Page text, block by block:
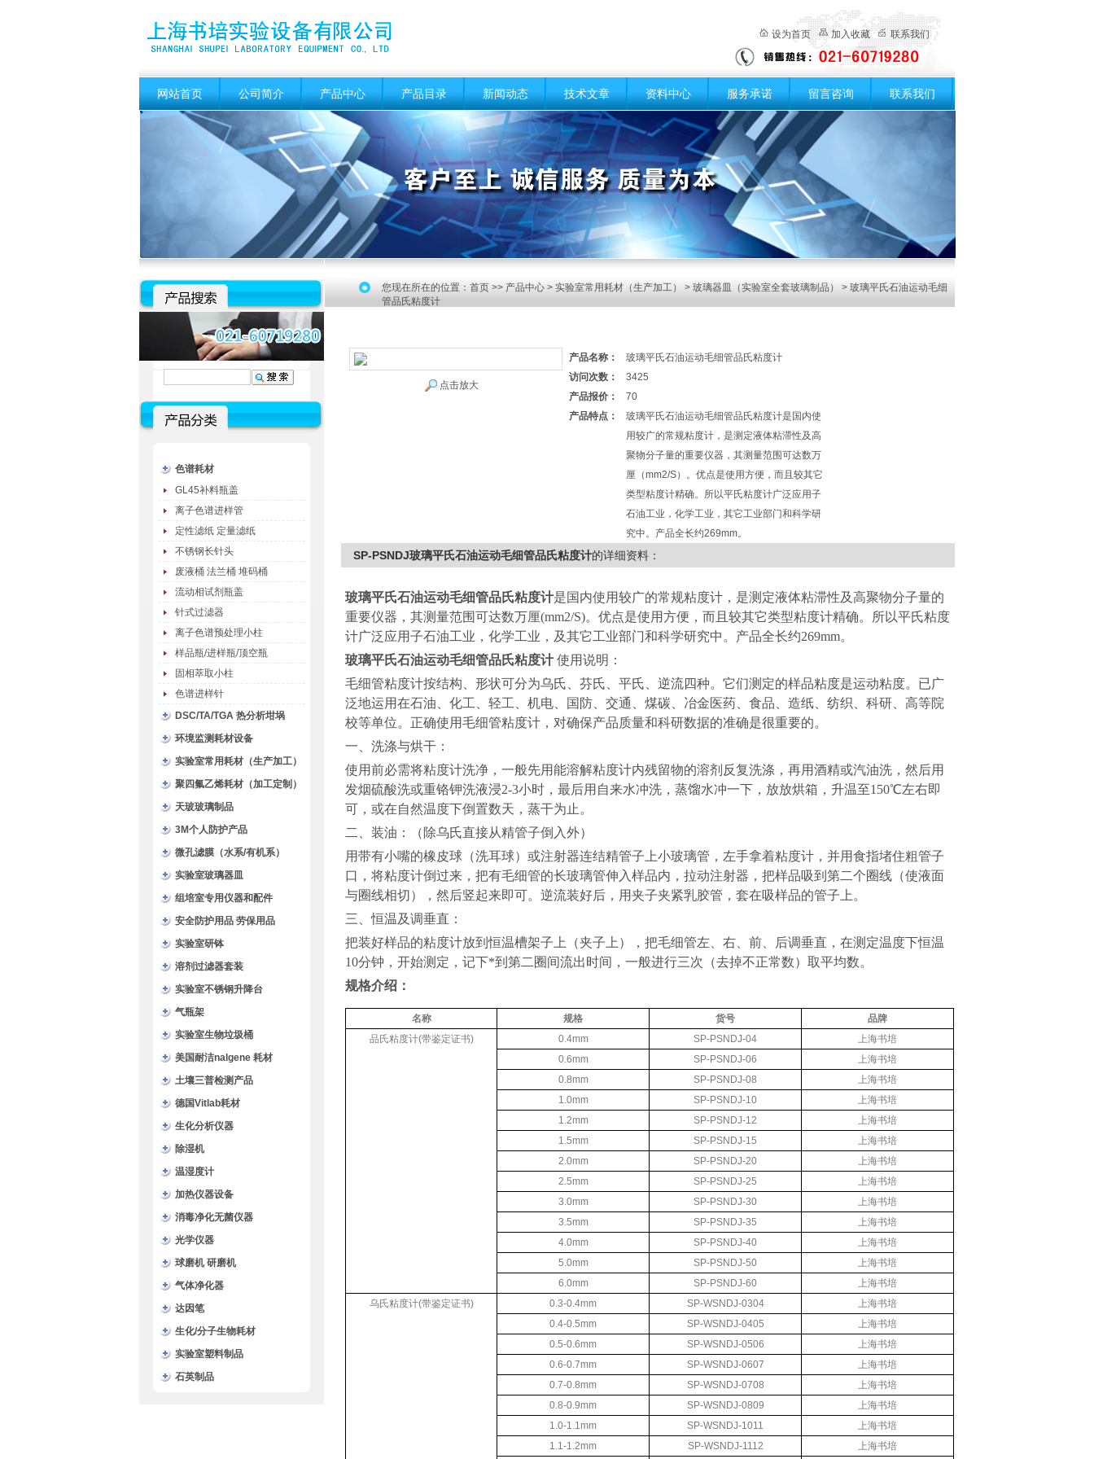
设为首页 加入收藏 联系我们
网站首页 公司简介 产品中心 产品目录 新闻动态 技术文章 资料中心 服务承诺 留言咨询 联系我们
色谱耗材
GL45补料瓶盖
离子色谱进样管
定性滤纸 定量滤纸
不锈钢长针头
废液桶 法兰桶 堆码桶
流动相试剂瓶盖
针式过滤器
离子色谱预处理小柱
样品瓶/进样瓶/顶空瓶
固相萃取小柱
色谱进样针
DSC/TA/TGA 热分析坩埚
环境监测耗材设备
实验室常用耗材（生产加工）
聚四氟乙烯耗材（加工定制）
天玻玻璃制品
3M个人防护产品
微孔滤膜（水系/有机系）
实验室玻璃器皿
组培室专用仪器和配件
安全防护用品 劳保用品
实验室研钵
溶剂过滤器套装
实验室不锈钢升降台
气瓶架
实验室生物垃圾桶
美国耐洁nalgene 耗材
土壤三普检测产品
德国Vitlab耗材
生化分析仪器
除湿机
温湿度计
加热仪器设备
消毒净化无菌仪器
光学仪器
球磨机 研磨机
气体净化器
达因笔
生化/分子生物耗材
实验室塑料制品
石英制品
您现在所在的位置： 首页 >> 产品中心 > 实验室常用耗材（生产加工） > 玻璃器皿（实验室全套玻璃制品）
> 玻璃平氏石油运动毛细
管品氏粘度计
点击放大
产品名称：
玻璃平氏石油运动毛细管品氏粘度计
访问次数：
3425
产品报价：
70
产品特点：
玻璃平氏石油运动毛细管品氏粘度计是国内使
用较广的常规粘度计，是测定液体粘滞性及高
聚物分子量的重要仪器，其测量范围可达数万
厘（mm2/S）。优点是使用方便，而且较其它
类型粘度计精确。所以平氏粘度计广泛应用子
石油工业，化学工业，其它工业部门和科学研
究中。产品全长约269mm。
SP-PSNDJ玻璃平氏石油运动毛细管品氏粘度计的详细资料：
玻璃平氏石油运动毛细管品氏粘度计是国内使用较广的常规粘度计，是测定液体粘滞性及高聚物分子量的
重要仪器，其测量范围可达数万厘(mm2/S)。优点是使用方便，而且较其它类型粘度计精确。所以平氏粘度
计广泛应用子石油工业，化学工业，及其它工业部门和科学研究中。产品全长约269mm。
玻璃平氏石油运动毛细管品氏粘度计 使用说明：
毛细管粘度计按结构、形状可分为乌氏、芬氏、平氏、逆流四种。它们测定的样品粘度是运动粘度。已广
泛地运用在石油、化工、轻工、机电、国防、交通、煤碳、冶金医药、食品、造纸、纺织、科研、高等院
校等单位。正确使用毛细管粘度计，对确保产品质量和科研数据的准确是很重要的。
一、洗涤与烘干：
使用前必需将粘度计洗净，一般先用能溶解粘度计内残留物的溶剂反复洗涤，再用酒精或汽油洗，然后用
发烟硫酸洗或重铬钾洗液浸2-3小时，最后用自来水冲洗，蒸馏水冲一下，放放烘箱，升温至150℃左右即
可，或在自然温度下倒置数天，蒸干为止。
二、装油：（除乌氏直接从精管子倒入外）
用带有小嘴的橡皮球（洗耳球）或注射器连结精管子上小玻璃管，左手拿着粘度计，并用食指堵住粗管子
口，将粘度计倒过来，把有毛细管的长玻璃管伸入样品内，拉动注射器，把样品吸到第二个圈线（使液面
与圈线相切），然后竖起来即可。逆流装好后，用夹子夹紧乳胶管，套在吸样品的管子上。
三、恒温及调垂直：
把装好样品的粘度计放到恒温槽架子上（夹子上），把毛细管左、右、前、后调垂直，在测定温度下恒温
10分钟，开始测定，记下*到第二圈间流出时间，一般进行三次（去掉不正常数）取平均数。
规格介绍：
名称 规格 货号
品牌
品氏粘度计(带鉴定证书) 0.4mm SP-PSNDJ-04
上海书培
0.6mm
SP-PSNDJ-06
上海书培
0.8mm
SP-PSNDJ-08
上海书培
1.0mm
SP-PSNDJ-10
上海书培
1.2mm
SP-PSNDJ-12
上海书培
1.5mm
SP-PSNDJ-15
上海书培
2.0mm
SP-PSNDJ-20
上海书培
2.5mm
SP-PSNDJ-25
上海书培
3.0mm
SP-PSNDJ-30
上海书培
3.5mm
SP-PSNDJ-35
上海书培
4.0mm
SP-PSNDJ-40
上海书培
5.0mm
SP-PSNDJ-50
上海书培
6.0mm
SP-PSNDJ-60
上海书培
乌氏粘度计(带鉴定证书) 0.3-0.4mm SP-WSNDJ-0304
上海书培
0.4-0.5mm
SP-WSNDJ-0405
上海书培
0.5-0.6mm
SP-WSNDJ-0506
上海书培
0.6-0.7mm
SP-WSNDJ-0607
上海书培
0.7-0.8mm
SP-WSNDJ-0708
上海书培
0.8-0.9mm
SP-WSNDJ-0809
上海书培
1.0-1.1mm
SP-WSNDJ-1011
上海书培
1.1-1.2mm
SP-WSNDJ-1112 上海书培